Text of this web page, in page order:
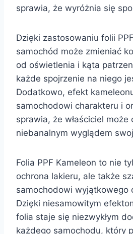
sprawia, że wyróżnia się
Dzięki zastosowaniu folii
samochód może zmieniać
od oświetlenia i kąta
każde spojrzenie na niego
Dodatkowo, efekt
samochodowi charakteru i
sprawia, że właściciel może
niebanalnym wyglądem
Folia PPF Kameleon to nie
ochrona lakieru, ale także
samochodowi wyjątkowego
Dzięki niesamowitym
folia staje się niezwykłym
każdego samochodu, który